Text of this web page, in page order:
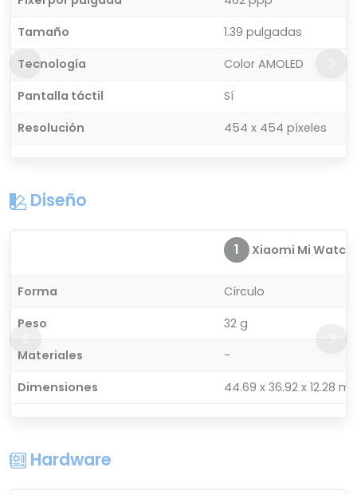
Tamaño
1.39 pulgadas
Tecnología
Color AMOLED
Pantalla táctil
Sí
Resolución
454 x 454 píxeles
Diseño
1 Xiaomi Mi Watch
Forma
Círculo
Peso
32 g
Materiales
-
Dimensiones
44.69 x 36.92 x 12.28
Hardware